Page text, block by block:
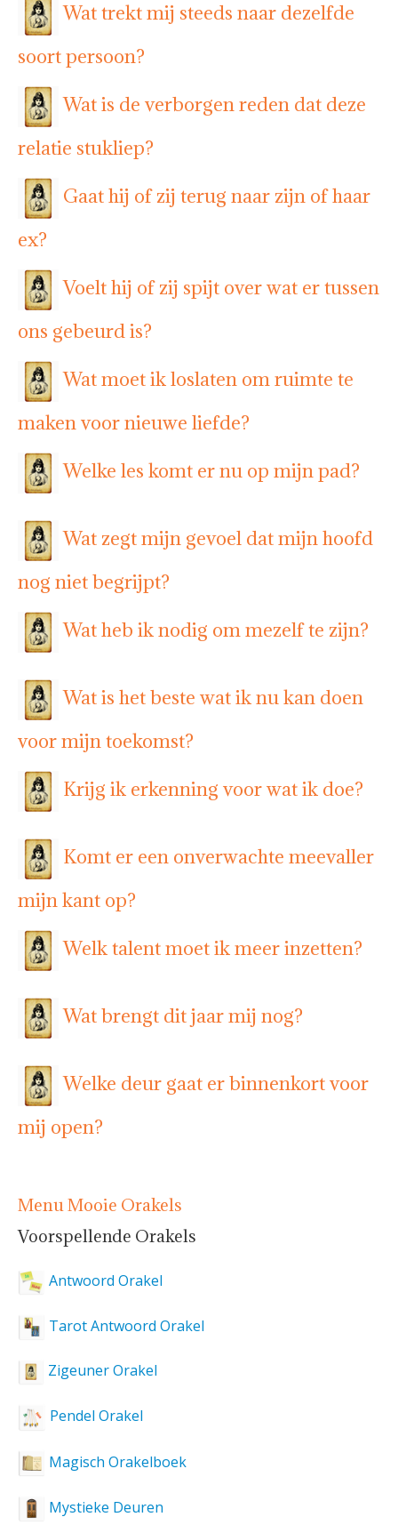
Wat trekt mij steeds naar dezelfde
soort persoon?
Wat is de verborgen reden dat deze
relatie stukliep?
Gaat hij of zij terug naar zijn of haar
ex?
Voelt hij of zij spijt over wat er tussen
ons gebeurd is?
Wat moet ik loslaten om ruimte te
maken voor nieuwe liefde?
Welke les komt er nu op mijn pad?
Wat zegt mijn gevoel dat mijn hoofd
nog niet begrijpt?
Wat heb ik nodig om mezelf te zijn?
Wat is het beste wat ik nu kan doen
voor mijn toekomst?
Krijg ik erkenning voor wat ik doe?
Komt er een onverwachte meevaller
mijn kant op?
Welk talent moet ik meer inzetten?
Wat brengt dit jaar mij nog?
Welke deur gaat er binnenkort voor
mij open?
Menu Mooie Orakels
Voorspellende Orakels
Antwoord Orakel
Tarot Antwoord Orakel
Zigeuner Orakel
Pendel Orakel
Magisch Orakelboek
Mystieke Deuren